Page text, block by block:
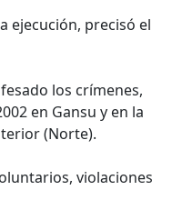
ejecución, precisó el
los crímenes,
en Gansu y en la
(Norte).
violaciones